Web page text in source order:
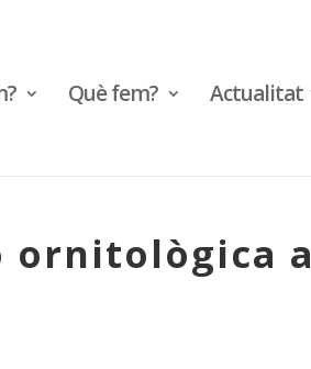
Què fem? Actualitat
ornitològica